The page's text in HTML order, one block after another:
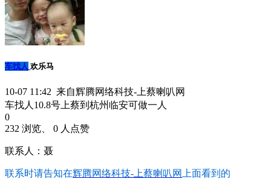
车找人 欢乐马
10-07 11:42 来自辉腾网络科技-上蔡喇叭网
车找人10.8号上蔡到杭州临安可做一人
0
232 浏览、 0 人点赞
联系人：聂
联系时请告知在辉腾网络科技-上蔡喇叭网 上面看到的